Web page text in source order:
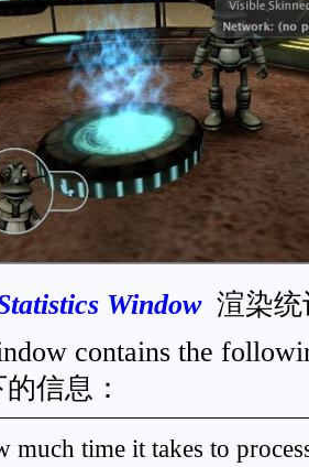
Window渲染统
contains the
信息：
much time it takes to